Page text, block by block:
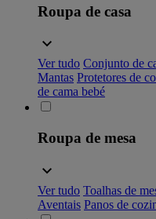
Roupa de casa
Ver tudo Conjunto de
Mantas Protetores de
de cama bebé
Roupa de mesa
Ver tudo Toalhas de
Aventais Panos de